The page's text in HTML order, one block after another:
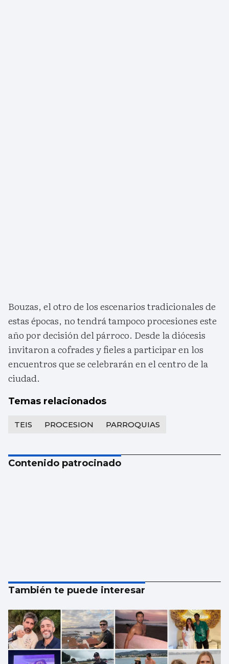
Bouzas, el otro de los escenarios tradicionales de
estas épocas, no tendrá tampoco procesiones este
año por decisión del párroco. Desde la diócesis
invitaron a cofrades y fieles a participar en los
encuentros que se celebrarán en el centro de la
ciudad.
Temas relacionados
TEIS PROCESION PARROQUIAS
Contenido patrocinado
También te puede interesar